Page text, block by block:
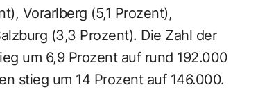
Vorarlberg (5,1 Prozent),
(3,3 Prozent). Die Zahl der
um 6,9 Prozent auf rund 192.000
stieg um 14 Prozent auf 146.000.